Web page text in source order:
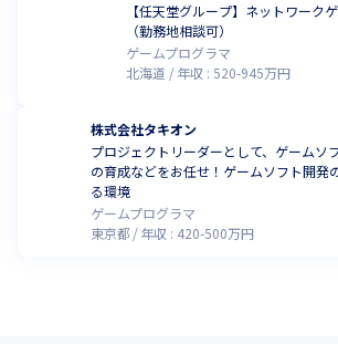
【任天堂グループ】ネットワーク
（勤務地相談可）
ゲームプログラマ
北海道
年収 :520-945万円
株式会社タキオン
プロジェクトリーダーとして、ゲームソ
の育成などをお任せ！ゲームソフト開発
る環境
ゲームプログラマ
東京都
年収 : 420-500万円